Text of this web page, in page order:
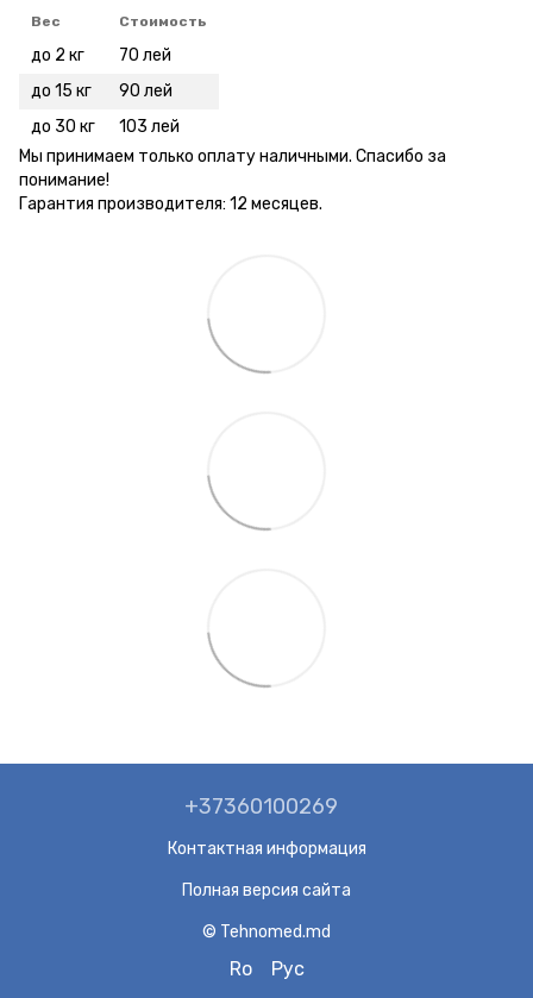
Вес Стоимость
до 2 кг
70 лей
до 15 кг
90 лей
до 30 кг
103 лей
Мы принимаем только оплату наличными. Спасибо за
понимание!
Гарантия производителя: 12 месяцев.
+37360100269
Контактная информация
Полная версия сайта
© Tehnomed.md
Ro Рус